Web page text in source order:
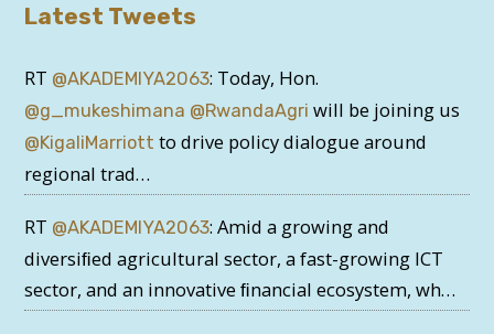
Latest Tweets
RT @AKADEMIYA2063: Today, Hon.
@g_mukeshimana @RwandaAgri will be joining us
@KigaliMarriott to drive policy dialogue around
regional trad…
RT @AKADEMIYA2063: Amid a growing and
diversiﬁed agricultural sector, a fast-growing ICT
sector, and an innovative ﬁnancial ecosystem, wh…